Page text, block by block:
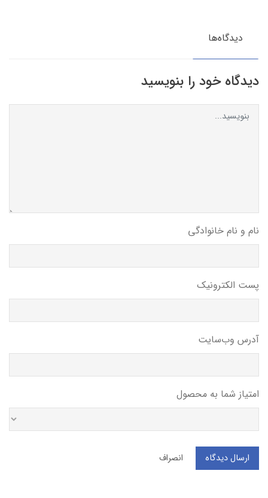
دیدگاه‌ها
دیدگاه خود را بنویسید
نام و نام خانوادگی
پست الکترونیک
آدرس وب‌سایت
امتیاز شما به محصول
ارسال دیدگاه انصراف